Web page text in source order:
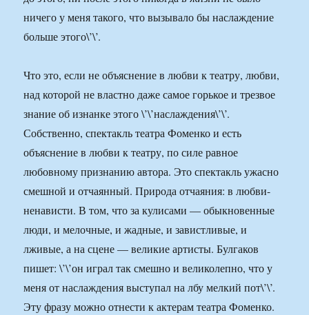
ничего у меня такого, что вызывало бы наслаждение
больше этого\’\’.
Что это, если не объяснение в любви к театру, любви,
над которой не властно даже самое горькое и трезвое
знание об изнанке этого \’\’наслаждения\’\’.
Собственно, спектакль театра Фоменко и есть
объяснение в любви к театру, по силе равное
любовному признанию автора. Это спектакль ужасно
смешной и отчаянный. Природа отчаяния: в любви-
ненависти. В том, что за кулисами — обыкновенные
люди, и мелочные, и жадные, и завистливые, и
лживые, а на сцене — великие артисты. Булгаков
пишет: \’\’он играл так смешно и великолепно, что у
меня от наслаждения выступал на лбу мелкий пот\’\’.
Эту фразу можно отнести к актерам театра Фоменко.